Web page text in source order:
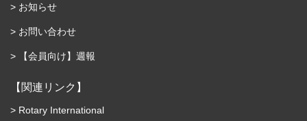
お知らせ
お問い合わせ
【会員向け】週報
【関連リンク】
Rotary International